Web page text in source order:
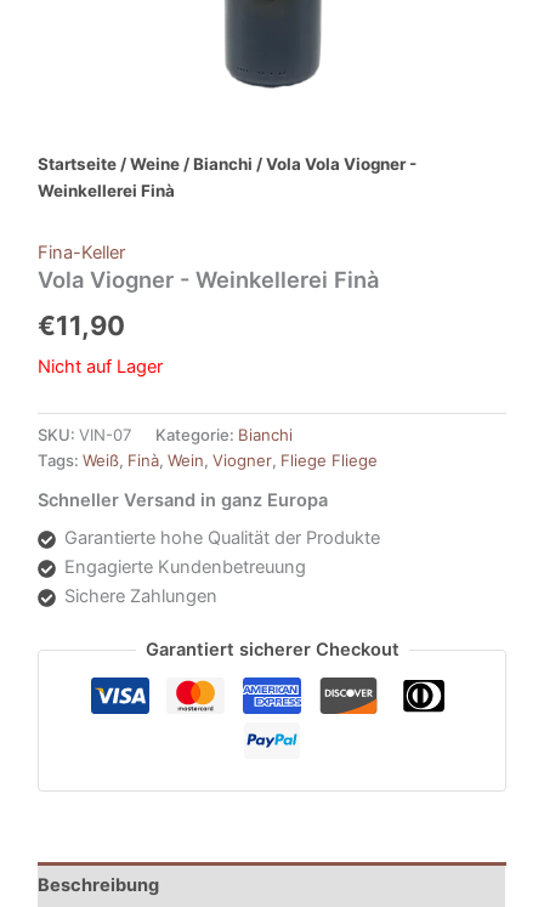
Startseite /Weine /Bianchi / Vola Vola Viogner -
Weinkellerei Finà
Fina-Keller
Vola Viogner - Weinkellerei Finà
€11,90
Nicht auf Lager
SKU:VIN-07 Kategorie: Bianchi
Tags:Weiß, Finà,Wein,Viogner, Fliege Fliege
Schneller Versand in ganz Europa
Garantierte hohe Qualität der Produkte
Engagierte Kundenbetreuung
Sichere Zahlungen
Garantiert sicherer Checkout
Beschreibung